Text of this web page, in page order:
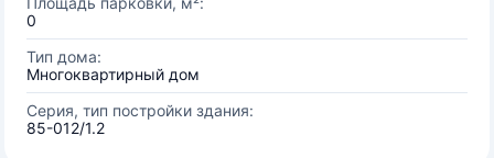
0
Тип дома:
Многоквартирный дом
Серия, тип постройки здания:
85-012/1.2